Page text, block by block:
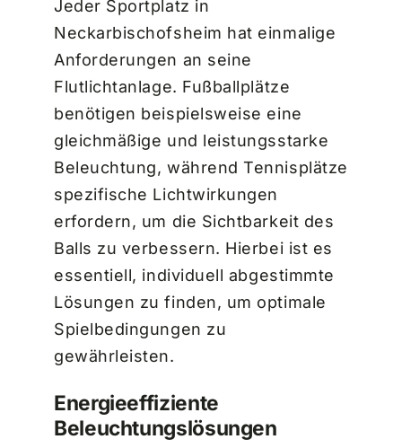
Jeder Sportplatz in
Neckarbischofsheim hat einmalige
Anforderungen an seine
Flutlichtanlage. Fußballplätze
benötigen beispielsweise eine
gleichmäßige und leistungsstarke
Beleuchtung, während Tennisplätze
spezifische Lichtwirkungen
erfordern, um die Sichtbarkeit des
Balls zu verbessern. Hierbei ist es
essentiell, individuell abgestimmte
Lösungen zu finden, um optimale
Spielbedingungen zu
gewährleisten.
Energieeffiziente
Beleuchtungslösungen